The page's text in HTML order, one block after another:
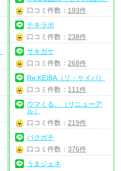
口コミ件数： 193件
テキラボ
口コミ件数： 238件
サキガケ
口コミ件数： 268件
Re:KEIBA（リ・ケイバ）
口コミ件数： 111件
ウマくる。（リニューア
ル）
口コミ件数： 219件
バクガチ
口コミ件数： 376件
うまジェネ